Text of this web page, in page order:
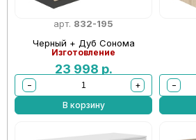
арт. 832-195
Черный + Дуб Сонома
Изготовление
23 998 р.
−
+
В корзину
−